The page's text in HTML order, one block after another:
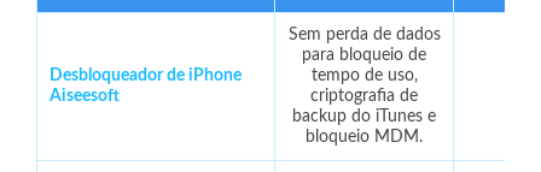
Desbloqueador de iPhone
Aiseesoft
Sem perda de dados
para bloqueio de
tempo de uso,
criptografia de
backup do iTunes e
bloqueio MDM.